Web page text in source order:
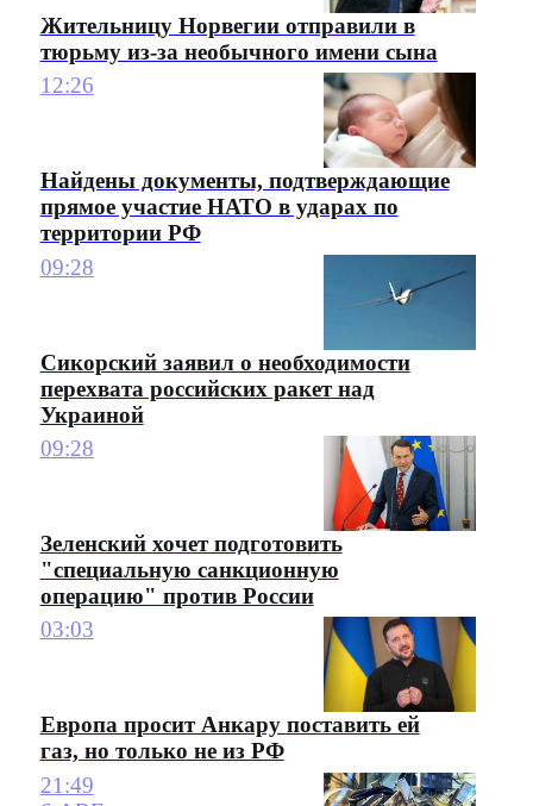
Жительницу Норвегии отправили в
тюрьму из-за необычного имени сына
12:26
Найдены документы, подтверждающие
прямое участие НАТО в ударах по
территории РФ
09:28
Сикорский заявил о необходимости
перехвата российских ракет над
Украиной
09:28
Зеленский хочет подготовить
"специальную санкционную
операцию" против России
03:03
Европа просит Анкару поставить ей
газ, но только не из РФ
21:49